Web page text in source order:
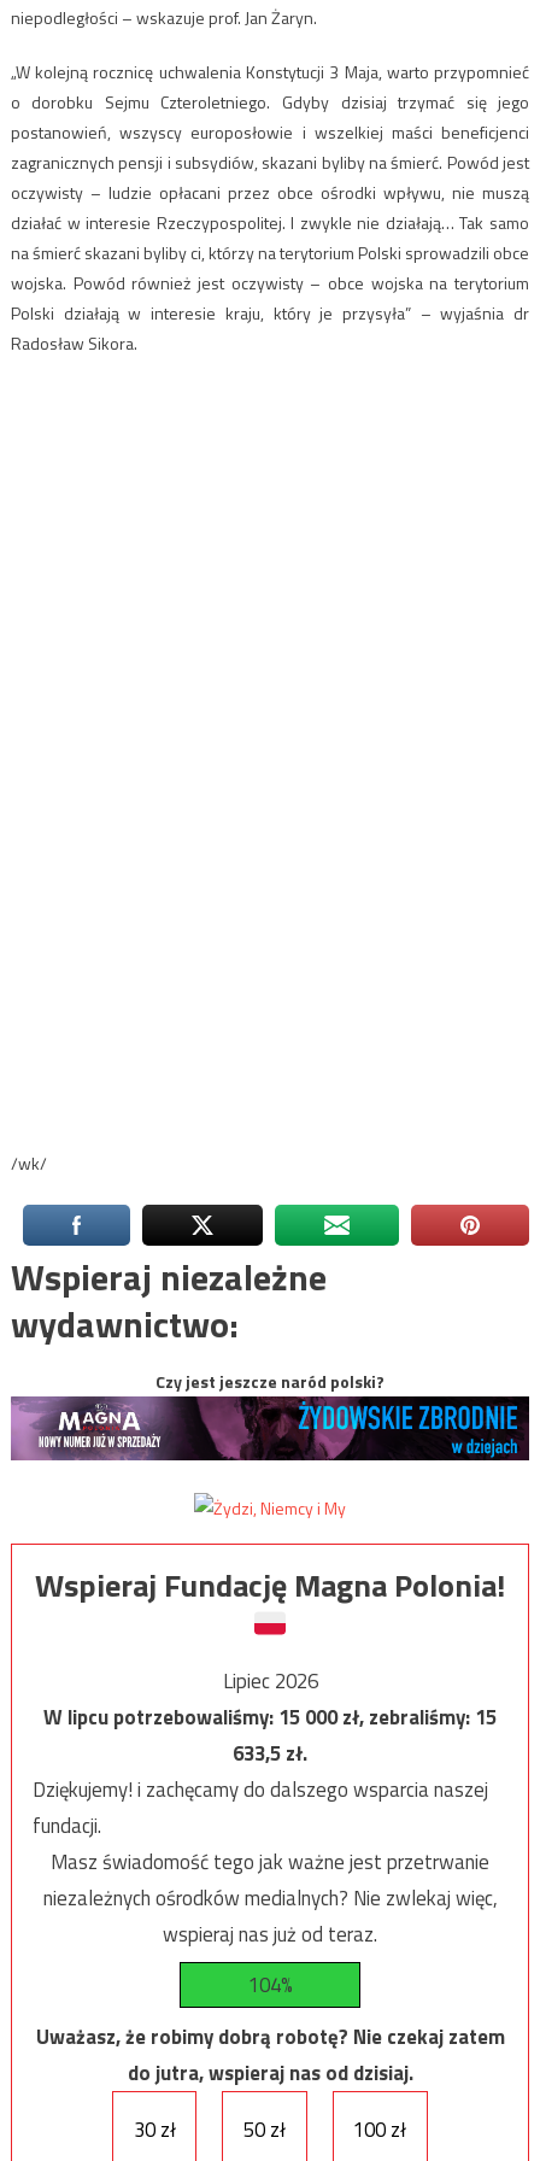
niepodległości – wskazuje prof. Jan Żaryn.
„W kolejną rocznicę uchwalenia Konstytucji 3 Maja, warto przypomnieć
o dorobku Sejmu Czteroletniego. Gdyby dzisiaj trzymać się jego
postanowień, wszyscy europosłowie i wszelkiej maści beneficjenci
zagranicznych pensji i subsydiów, skazani byliby na śmierć. Powód jest
oczywisty – ludzie opłacani przez obce ośrodki wpływu, nie muszą
działać w interesie Rzeczypospolitej. I zwykle nie działają… Tak samo
na śmierć skazani byliby ci, którzy na terytorium Polski sprowadzili obce
wojska. Powód również jest oczywisty – obce wojska na terytorium
Polski działają w interesie kraju, który je przysyła” – wyjaśnia dr
Radosław Sikora.
/wk/
Wspieraj niezależne
wydawnictwo:
Czy jest jeszcze naród polski?
Wspieraj Fundację Magna Polonia!
Lipiec 2026
W lipcu potrzebowaliśmy:15 000zł, zebraliśmy:15
633,5zł.
Dziękujemy! i zachęcamy do dalszego wsparcia naszej
fundacji.
Masz świadomość tego jak ważne jest przetrwanie
niezależnych ośrodków medialnych? Nie zwlekaj więc,
wspieraj nas już od teraz.
104%
Uważasz, że robimy dobrą robotę? Nie czekaj zatem
do jutra, wspieraj nas od dzisiaj.
30 zł
50 zł 100 zł